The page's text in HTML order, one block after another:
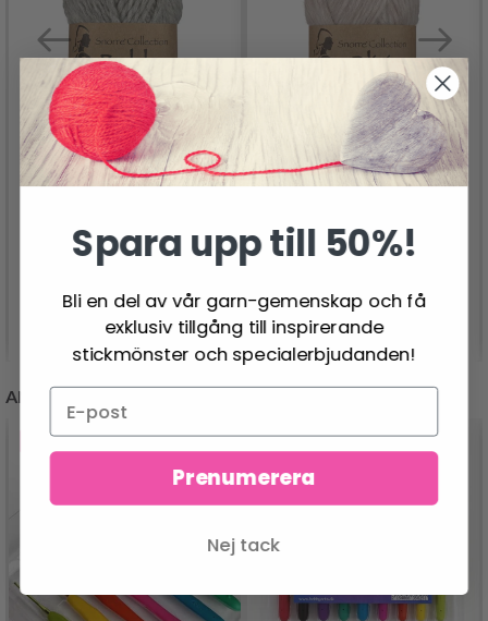
BALDER
55.95 SEK
Se produkt
OLIVIA
Se produkt
ANDRA KUNDER KÖPTE
- 25% - 38%
Spara upp till 50%!
Bli en del av vår garn-gemenskap och få
exklusiv tillgång till inspirerande
stickmönster och specialerbjudanden!
Prenumerera
Nej tack